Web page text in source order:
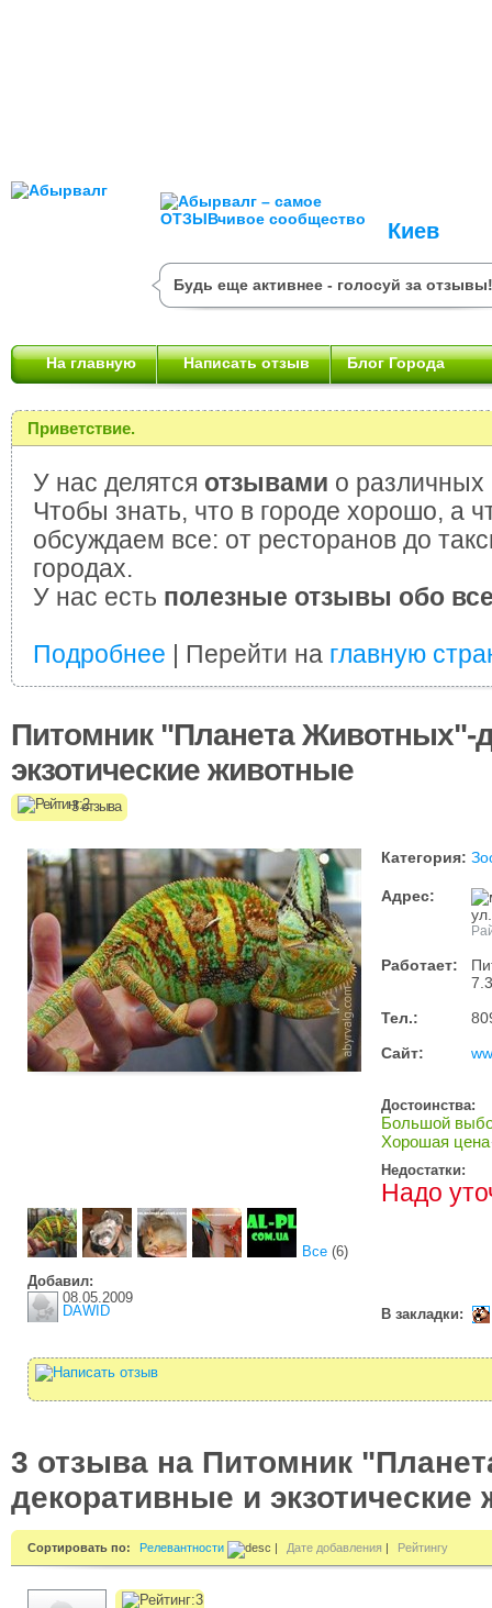
Киев
Будь еще активнее - голосуй за отзывы!
На главную Написать отзыв Блог Города
Приветствие.
У нас делятся отзывами о различных
Чтобы знать, что в городе хорошо, а
обсуждаем все: от ресторанов до
городах.
У нас есть полезные отзывы обо
Подробнее | Перейти на главную
Питомник "Планета Животных"-
экзотические животные
3 отзыва
Категория:
Адрес:
Работает:
Тел.:
Сайт:
Достоинства:
Большой
Хорошая цена
Недостатки:
Надо
Все (6)
Добавил:
08.05.2009
DAWID
В закладки:
3 отзыва на Питомник
декоративные и экзотические
Сортировать по: Релевантности Дате добавления Рейтингу